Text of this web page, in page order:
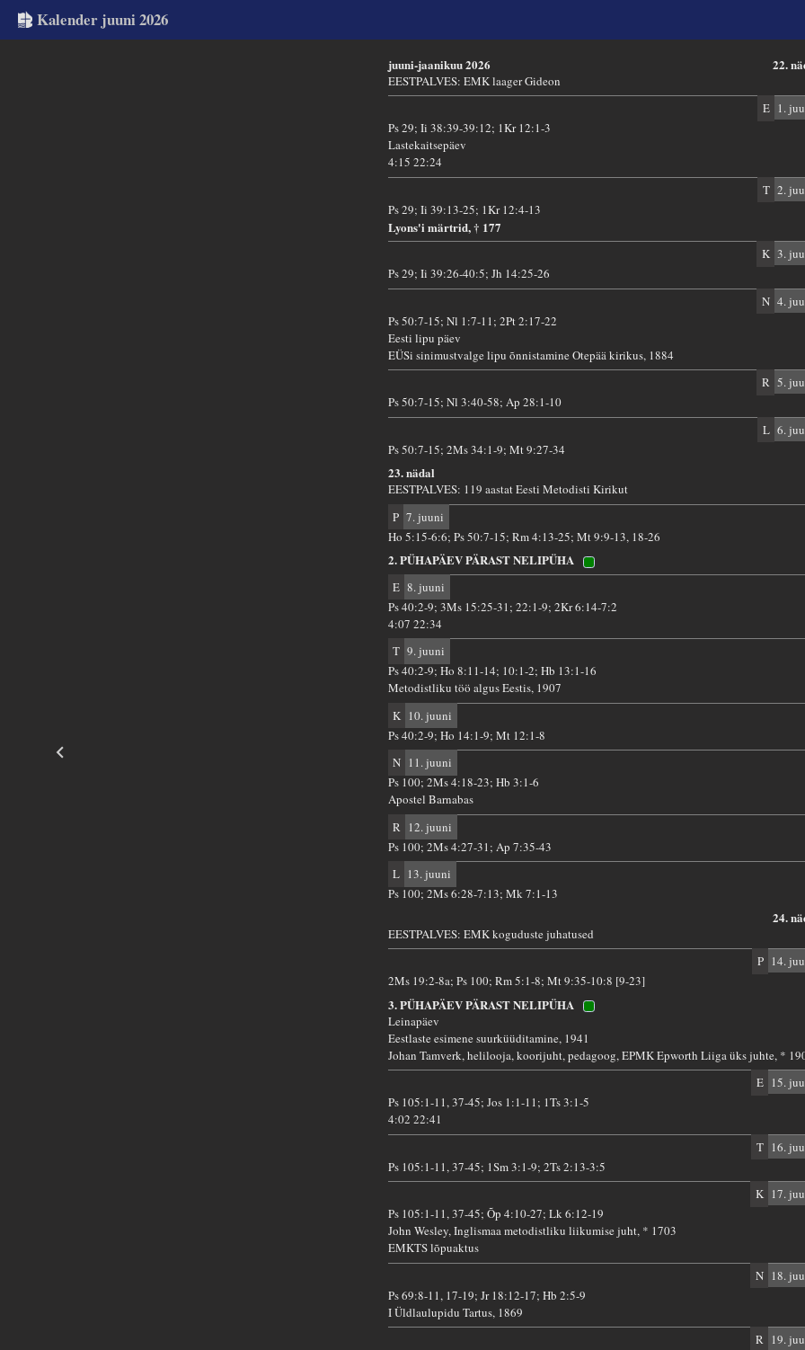
Kalender juuni 2026
22.
juuni-jaanikuu 2026
EESTPALVES: EMK laager Gideon
E 1.
Ps 29; Ii 38:39-39:12; 1Kr 12:1-3
Lastekaitsepäev
4:15 22:24
T 2.
Ps 29; Ii 39:13-25; 1Kr 12:4-13
Lyons'i märtrid, † 177
K 3.
Ps 29; Ii 39:26-40:5; Jh 14:25-26
N 4.
Ps 50:7-15; Nl 1:7-11; 2Pt 2:17-22
Eesti lipu päev
EÜSi sinimustvalge lipu õnnistamine Otepää kirikus, 1884
R 5.
Ps 50:7-15; Nl 3:40-58; Ap 28:1-10
L 6.
Ps 50:7-15; 2Ms 34:1-9; Mt 9:27-34
23. nädal
EESTPALVES: 119 aastat Eesti Metodisti Kirikut
P 7. juuni
Ho 5:15-6:6; Ps 50:7-15; Rm 4:13-25; Mt 9:9-13, 18-26
2. PÜHAPÄEV PÄRAST NELIPÜHA
E 8. juuni
Ps 40:2-9; 3Ms 15:25-31; 22:1-9; 2Kr 6:14-7:2
4:07 22:34
T 9. juuni
Ps 40:2-9; Ho 8:11-14; 10:1-2; Hb 13:1-16
Metodistliku töö algus Eestis, 1907
K 10. juuni
Ps 40:2-9; Ho 14:1-9; Mt 12:1-8
N 11. juuni
Ps 100; 2Ms 4:18-23; Hb 3:1-6
Apostel Barnabas
R 12. juuni
Ps 100; 2Ms 4:27-31; Ap 7:35-43
L 13. juuni
Ps 100; 2Ms 6:28-7:13; Mk 7:1-13
24.
EESTPALVES: EMK koguduste juhatused
P 14.
2Ms 19:2-8a; Ps 100; Rm 5:1-8; Mt 9:35-10:8 [9-23]
3. PÜHAPÄEV PÄRAST NELIPÜHA
Leinapäev
Eestlaste esimene suurküüditamine, 1941
Johan Tamverk, helilooja, koorijuht, pedagoog, EPMK Epworth Liiga üks juhte, *
E 15.
Ps 105:1-11, 37-45; Jos 1:1-11; 1Ts 3:1-5
4:02 22:41
T 16.
Ps 105:1-11, 37-45; 1Sm 3:1-9; 2Ts 2:13-3:5
K 17.
Ps 105:1-11, 37-45; Õp 4:10-27; Lk 6:12-19
John Wesley, Inglismaa metodistliku liikumise juht, * 1703
EMKTS lõpuaktus
N 18.
Ps 69:8-11, 17-19; Jr 18:12-17; Hb 2:5-9
I Üldlaulupidu Tartus, 1869
R 19.